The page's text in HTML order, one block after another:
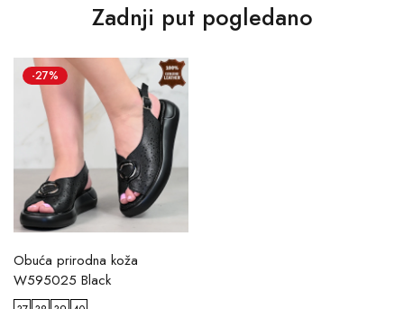
Zadnji put pogledano
-27%
Obuća prirodna koža
W595025 Black